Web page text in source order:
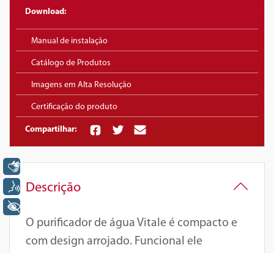
Download:
Manual de instalação
Catálogo de Produtos
Imagens em Alta Resolução
Certificação do produto
Compartilhar:
Descrição
O purificador de água Vitale é compacto e
com design arrojado. Funcional ele
Voz